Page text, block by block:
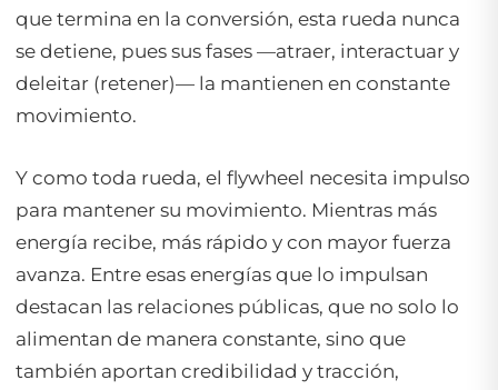
que termina en la conversión, esta rueda nunca
se detiene, pues sus fases —atraer, interactuar y
deleitar (retener)— la mantienen en constante
movimiento.
Y como toda rueda, el flywheel necesita impulso
para mantener su movimiento. Mientras más
energía recibe, más rápido y con mayor fuerza
avanza. Entre esas energías que lo impulsan
destacan las relaciones públicas, que no solo lo
alimentan de manera constante, sino que
también aportan credibilidad y tracción,